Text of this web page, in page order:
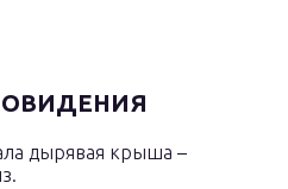
дырявая крыша –